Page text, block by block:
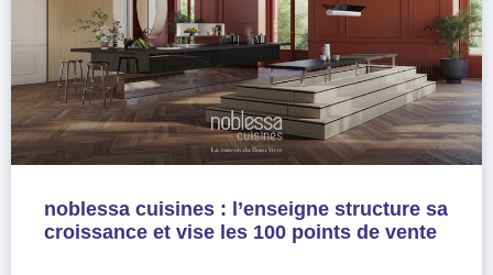
noblessa cuisines : l’enseigne structure sa
croissance et vise les 100 points de vente